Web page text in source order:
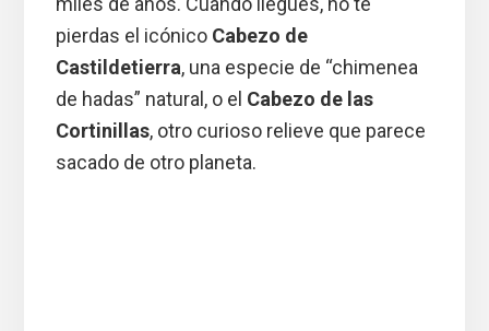
pierdas el icónico Cabezo de
Castildetierra, una especie de “chimenea
de hadas” natural, o el Cabezo de las
Cortinillas, otro curioso relieve que parece
sacado de otro planeta.